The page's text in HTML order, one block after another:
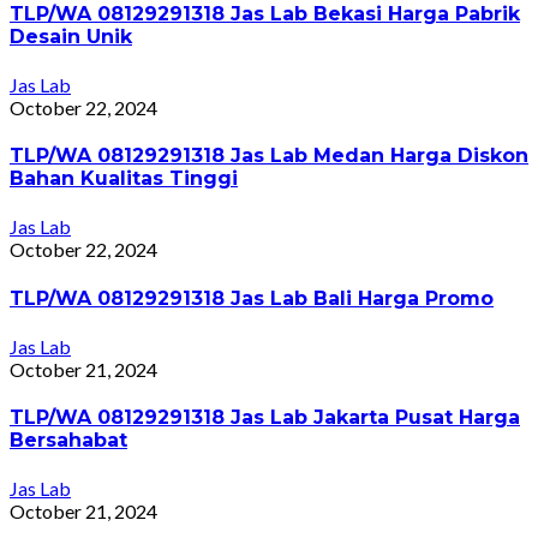
TLP/WA 08129291318 Jas Lab Bekasi Harga Pabrik
Desain Unik
Jas Lab
October 22, 2024
TLP/WA 08129291318 Jas Lab Medan Harga Diskon
Bahan Kualitas Tinggi
Jas Lab
October 22, 2024
TLP/WA 08129291318 Jas Lab Bali Harga Promo
Jas Lab
October 21, 2024
TLP/WA 08129291318 Jas Lab Jakarta Pusat Harga
Bersahabat
Jas Lab
October 21, 2024